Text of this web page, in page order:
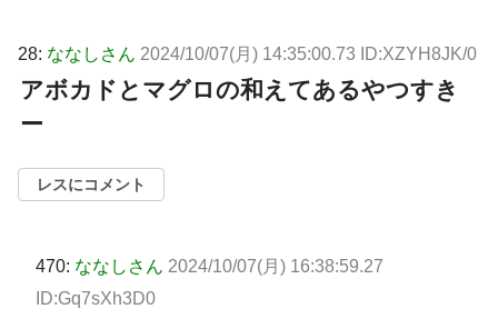
28: ななしさん 2024/10/07(月) 14:35:00.73 ID:XZYH8JK/0
アボカドとマグロの和えてあるやつすき
ー
レスにコメント
470: ななしさん 2024/10/07(月) 16:38:59.27
ID:Gq7sXh3D0